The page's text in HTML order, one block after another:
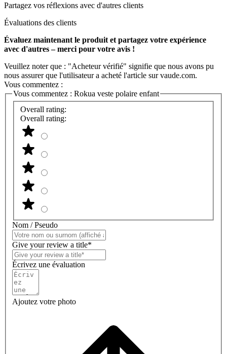
Partagez vos réflexions avec d'autres clients
Évaluations des clients
Évaluez maintenant le produit et partagez votre expérience
avec d'autres – merci pour votre avis !
Veuillez noter que : "Acheteur vérifié" signifie que nous avons pu
nous assurer que l'utilisateur a acheté l'article sur vaude.com.
Vous commentez :
Vous commentez : Rokua veste polaire enfant
Overall rating:
Overall rating:
Nom / Pseudo
Give your review a title*
Écrivez une évaluation
Ajoutez votre photo